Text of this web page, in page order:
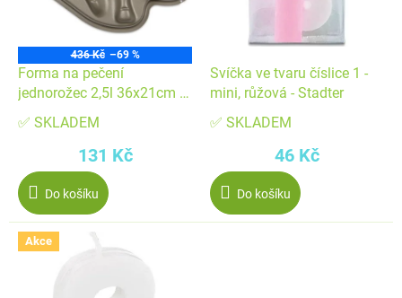
ů
o
d
u
k
436 Kč –69 %
Forma na pečení
jednorožec 2,5l 36x21cm -
Stadter
✅ SKLADEM
131 Kč
Do košíku
Svíčka ve tvaru číslice 1 -
mini, růžová - Stadter
✅ SKLADEM
46 Kč
Do košíku
Akce